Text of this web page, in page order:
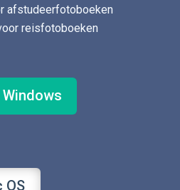
afstudeerfotoboeken
reisfotoboeken
OS